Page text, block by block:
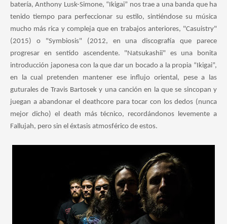
batería, Anthony Lusk-Simone, “Ikigai” nos trae a una banda que ha
tenido tiempo para perfeccionar su estilo, sintiéndose su música
mucho más rica y compleja que en trabajos anteriores, "Casuistry"
(2015) o "Symbiosis" (2012, en una discografía que parece
progresar en sentido ascendente. "Natsukashii" es una bonita
introducción japonesa con la que dar un bocado a la propia “Ikigai”,
en la cual pretenden mantener ese influjo oriental, pese a las
guturales de Travis Bartosek y una canción en la que se sincopan y
juegan a abandonar el deathcore para tocar con los dedos (nunca
mejor dicho) el death más técnico, recordándonos levemente a
Fallujah, pero sin el éxtasis atmosférico de estos.